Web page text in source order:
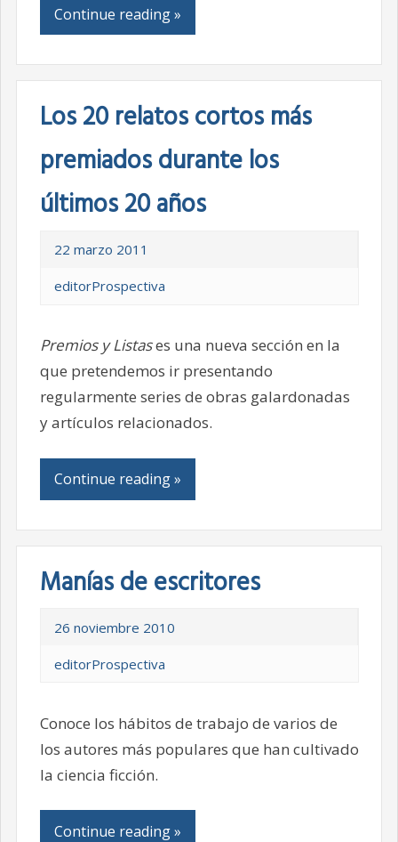
Continue reading »
Los 20 relatos cortos más
premiados durante los
últimos 20 años
22 marzo 2011
editorProspectiva
Premios y Listases una nueva sección en la
que pretendemos ir presentando
regularmente series de obras galardonadas
y artículos relacionados.
Continue reading »
Manías de escritores
26 noviembre 2010
editorProspectiva
Conoce los hábitos de trabajo de varios de
los autores más populares que han cultivado
la ciencia ficción.
Continue reading »